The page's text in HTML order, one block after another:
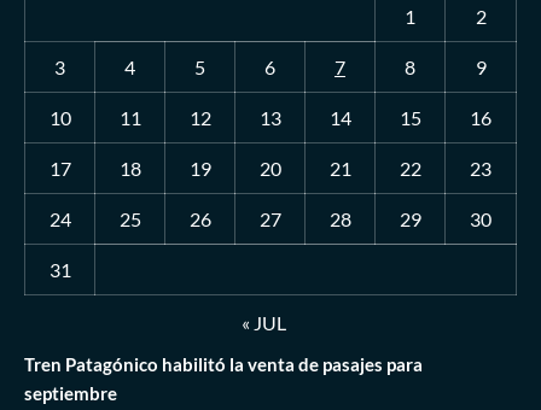
1
2
3 4 5 6 7 8 9
10 11 12 13 14 15 16
17 18 19 20 21 22 23
24 25 26 27 28 29 30
31
« JUL
Tren Patagónico habilitó la venta de pasajes para
septiembre